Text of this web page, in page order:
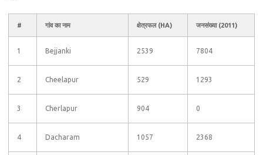
# गांव का नाम क्षेत्रफल (HA) जनसंख्या (2011)
1 Bejjanki 2539 7804
2 Cheelapur 529 1293
3 Cherlapur 904 0
4 Dacharam 1057 2368